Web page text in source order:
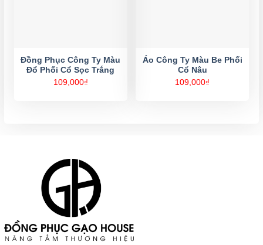
Đồng Phục Công Ty Màu
Đổ Phối Cổ Sọc Trắng
109,000₫
Áo Công Ty Màu Be Phối
Cổ Nâu
109,000₫